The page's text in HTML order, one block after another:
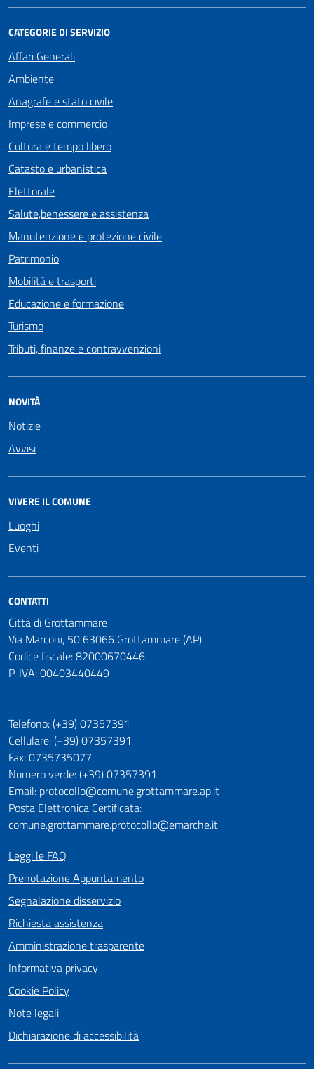
CATEGORIE DI SERVIZIO
Affari Generali
Ambiente
Anagrafe e stato civile
Imprese e commercio
Cultura e tempo libero
Catasto e urbanistica
Elettorale
Salute,benessere e assistenza
Manutenzione e protezione civile
Patrimonio
Mobilità e trasporti
Educazione e formazione
Turismo
Tributi, finanze e contravvenzioni
NOVITÀ
Notizie
Avvisi
VIVERE IL COMUNE
Luoghi
Eventi
CONTATTI
Città di Grottammare
Via Marconi, 50 63066 Grottammare (AP)
Codice fiscale: 82000670446
P. IVA: 00403440449
Telefono: (+39) 07357391
Cellulare: (+39) 07357391
Fax: 0735735077
Numero verde: (+39) 07357391
Email: protocollo@comune.grottammare.ap.it
Posta Elettronica Certificata:
comune.grottammare.protocollo@emarche.it
Leggi le FAQ
Prenotazione Appuntamento
Segnalazione disservizio
Richiesta assistenza
Amministrazione trasparente
Informativa privacy
Cookie Policy
Note legali
Dichiarazione di accessibilità